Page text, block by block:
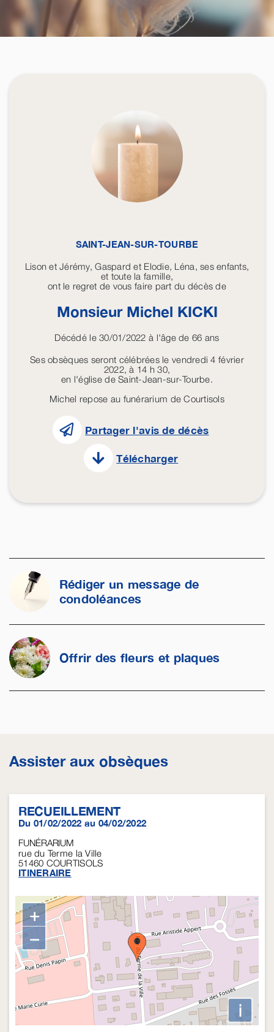
SAINT-JEAN-SUR-TOURBE
Lison et Jérémy, Gaspard et Elodie, Léna, ses enfants,
et toute la famille,
ont le regret de vous faire part du décès de
Monsieur Michel KICKI
Décédé le 30/01/2022 à l'âge de 66 ans
Ses obsèques seront célébrées le vendredi 4 février
2022, à 14 h 30,
en l'église de Saint-Jean-sur-Tourbe.
Michel repose au funérarium de Courtisols
Partager l'avis de décès
Télécharger
Rédiger un message de
condoléances
Offrir des fleurs et plaques
Assister aux obsèques
RECUEILLEMENT
Du 01/02/2022 au 04/02/2022
FUNÉRARIUM
rue du Terme la Ville
51460 COURTISOLS
ITINERAIRE
+
−
i